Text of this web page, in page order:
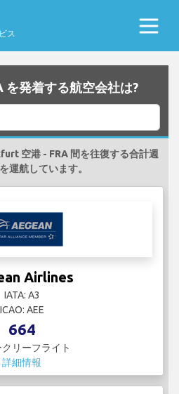
ス
発着する航空会社は?
空港 - FRA 間を往復する合計週
運航しています。
Airlines
IATA: A3
ICAO: AEE
664
リーフライト
詳細情報